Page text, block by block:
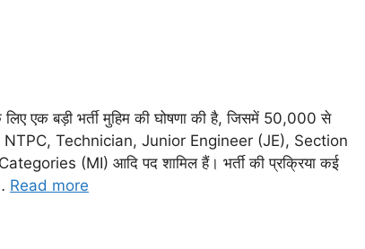
बड़ी भर्ती मुहिम की घोषणा की है, जिसमें 50,000 से
में NTPC, Technician, Junior Engineer (JE), Section
(MI) आदि पद शामिल हैं। भर्ती की प्रक्रिया कई
Read more